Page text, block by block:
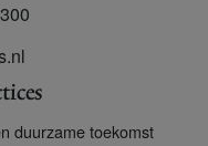
duurzame toekomst